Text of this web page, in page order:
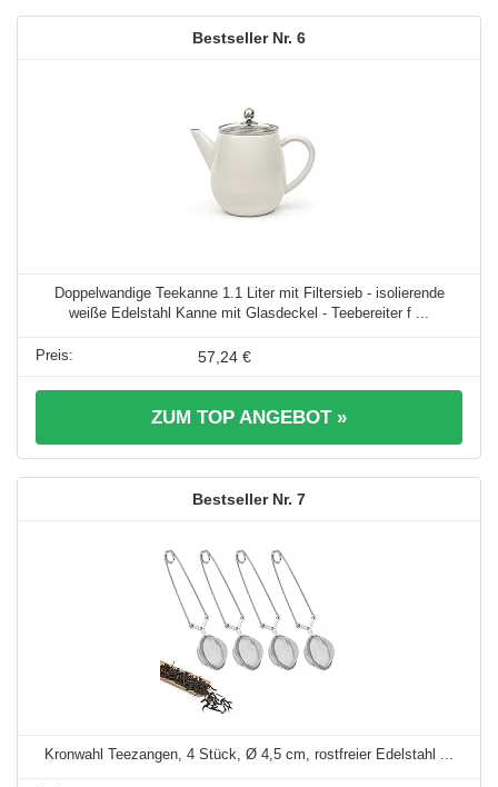
6
Doppelwandige Teekanne 1.1 Liter mit Filtersieb - isolierende
weiße Edelstahl Kanne mit Glasdeckel - Teebereiter f ...
57,24 €
ZUM TOP ANGEBOT »
7
Kronwahl Teezangen, 4 Stück, Ø 4,5 cm, rostfreier Edelstahl ...